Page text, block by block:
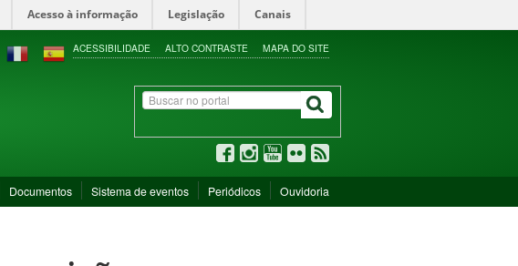
Acesso à informação Legislação Canais
ACESSIBILIDADE ALTO CONTRASTE MAPA DO SITE
Documentos Sistema de eventos Periódicos Ouvidoria